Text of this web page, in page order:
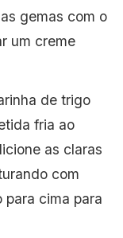
gemas com o
um creme
de trigo
fria ao
as claras
com
para cima para